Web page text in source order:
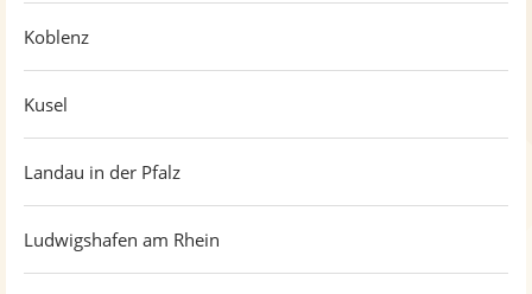
Koblenz
Kusel
Landau in der Pfalz
Ludwigshafen am Rhein